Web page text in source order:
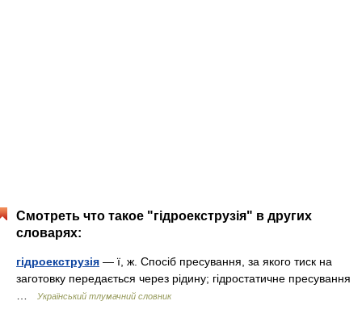
Смотреть что такое "гідроекструзія" в других
словарях:
гідроекструзія — ї, ж. Спосіб пресування, за якого тиск на
заготовку передається через рідину; гідростатичне пресування
Український тлумачний словник